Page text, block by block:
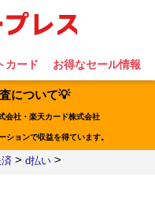
カード お得なセール情報
について💡
会社・楽天カード株式会社
ションで収益を得ています。
> d払い >